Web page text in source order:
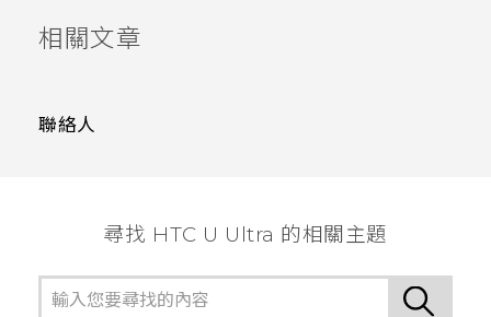
相關文章
聯絡人
尋找 HTC U Ultra 的相關主題